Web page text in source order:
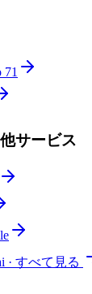
71
サービス
· すべて見る